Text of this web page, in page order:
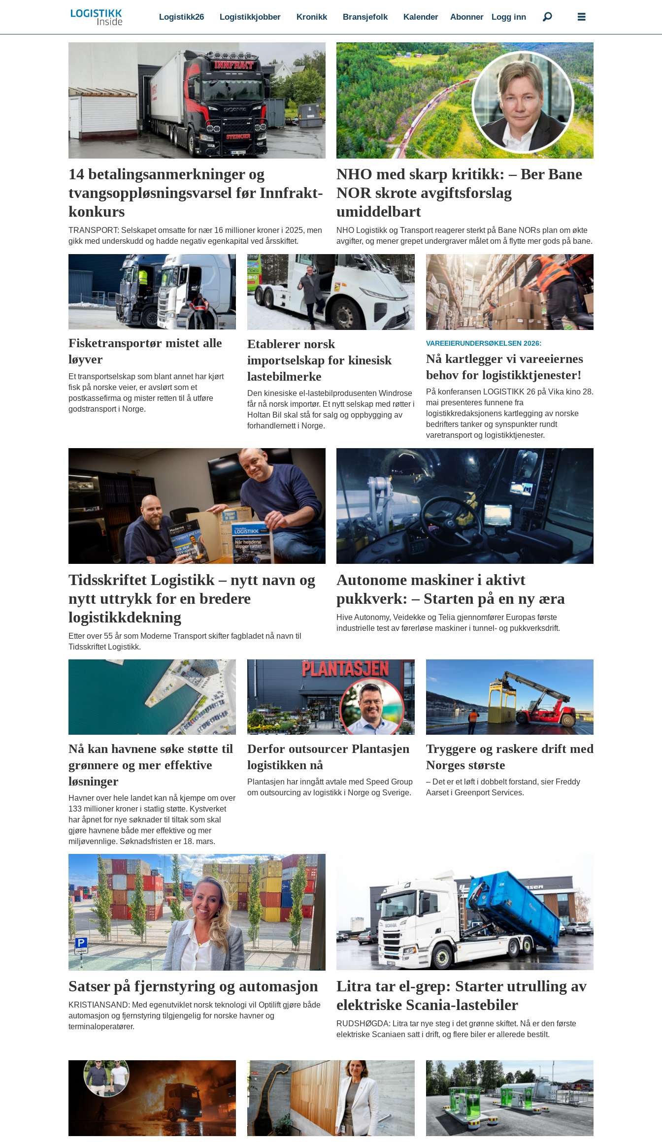
Logistikk26 Logistikkjobber Kronikk Bransjefolk Kalender Abonner Logg inn
godstransport
14 betalingsanmerkninger og
tvangsoppløsningsvarsel før Innfrakt-
konkurs
TRANSPORT: Selskapet omsatte for nær 16 millioner kroner i 2025, men
gikk med underskudd og hadde negativ egenkapital ved årsskiftet.
NHO med skarp kritikk: – Ber Bane
NOR skrote avgiftsforslag
umiddelbart
NHO Logistikk og Transport reagerer sterkt på Bane NORs plan om økte
avgifter, og mener grepet undergraver målet om å flytte mer gods på bane.
Fisketransportør mistet alle
løyver
Et transportselskap som blant annet har kjørt
fisk på norske veier, er avslørt som et
postkassefirma og mister retten til å utføre
godstransport i Norge.
Etablerer norsk
importselskap for kinesisk
lastebilmerke
Den kinesiske el‑lastebilprodusenten Windrose
får nå norsk importør. Et nytt selskap med røtter i
Holtan Bil skal stå for salg og oppbygging av
forhandlernett i Norge.
VAREEIERUNDERSØKELSEN 2026:
Nå kartlegger vi vareeiernes
behov for logistikktjenester!
På konferansen LOGISTIKK 26 på Vika kino 28.
mai presenteres funnene fra
logistikkredaksjonens kartlegging av norske
bedrifters tanker og synspunkter rundt
varetransport og logistikktjenester.
Tidsskriftet Logistikk – nytt navn og
nytt uttrykk for en bredere
logistikkdekning
Etter over 55 år som Moderne Transport skifter fagbladet nå navn til
Tidsskriftet Logistikk.
Autonome maskiner i aktivt
pukkverk: – Starten på en ny æra
Hive Autonomy, Veidekke og Telia gjennomfører Europas første
industrielle test av førerløse maskiner i tunnel- og pukkverksdrift.
Nå kan havnene søke støtte til
grønnere og mer effektive
løsninger
Havner over hele landet kan nå kjempe om over
133 millioner kroner i statlig støtte. Kystverket
har åpnet for nye søknader til tiltak som skal
gjøre havnene både mer effektive og mer
miljøvennlige. Søknadsfristen er 18. mars.
Derfor outsourcer Plantasjen
logistikken nå
Plantasjen har inngått avtale med Speed Group
om outsourcing av logistikk i Norge og Sverige.
Tryggere og raskere drift med
Norges største
– Det er et løft i dobbelt forstand, sier Freddy
Aarset i Greenport Services.
Satser på fjernstyring og automasjon
KRISTIANSAND: Med egenutviklet norsk teknologi vil Optilift gjøre både
automasjon og fjernstyring tilgjengelig for norske havner og
terminaloperatører.
Litra tar el-grep: Starter utrulling av
elektriske Scania-lastebiler
RUDSHØGDA: Litra tar nye steg i det grønne skiftet. Nå er den første
elektriske Scaniaen satt i drift, og flere biler er allerede bestilt.